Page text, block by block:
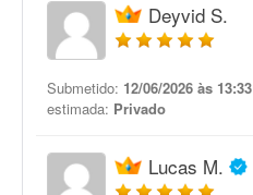
Deyvid S.
Submetido: 12/06/2026 às 13:33
estimada: Privado
Lucas M.